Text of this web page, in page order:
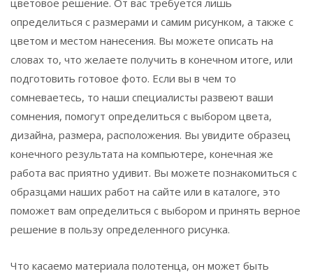
определиться с размерами и самим рисунком, а также с
цветом и местом нанесения. Вы можете описать на
словах то, что желаете получить в конечном итоге, или
подготовить готовое фото. Если вы в чем то
сомневаетесь, то наши специалисты развеют ваши
сомнения, помогут определиться с выбором цвета,
дизайна, размера, расположения. Вы увидите образец
конечного результата на компьютере, конечная же
работа вас приятно удивит. Вы можете познакомиться с
образцами наших работ на сайте или в каталоге, это
поможет вам определиться с выбором и принять верное
решение в пользу определенного рисунка.
Что касаемо материала полотенца, он может быть